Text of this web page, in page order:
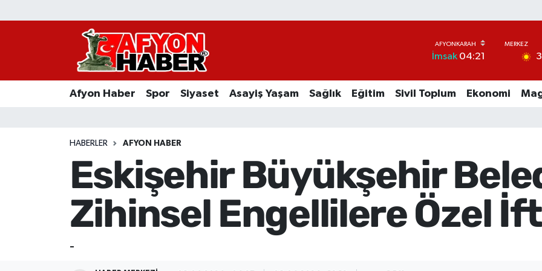
İmsak04:21
Afyon Haber Spor Siyaset Asayiş Yaşam Sağlık Eğitim Sivil Toplum Ekonomi
HABERLER AFYON HABER
Eskişehir Büyükşehir
Zihinsel Engellilere Özel
-
Afyon Haber
Asayiş Yaşam